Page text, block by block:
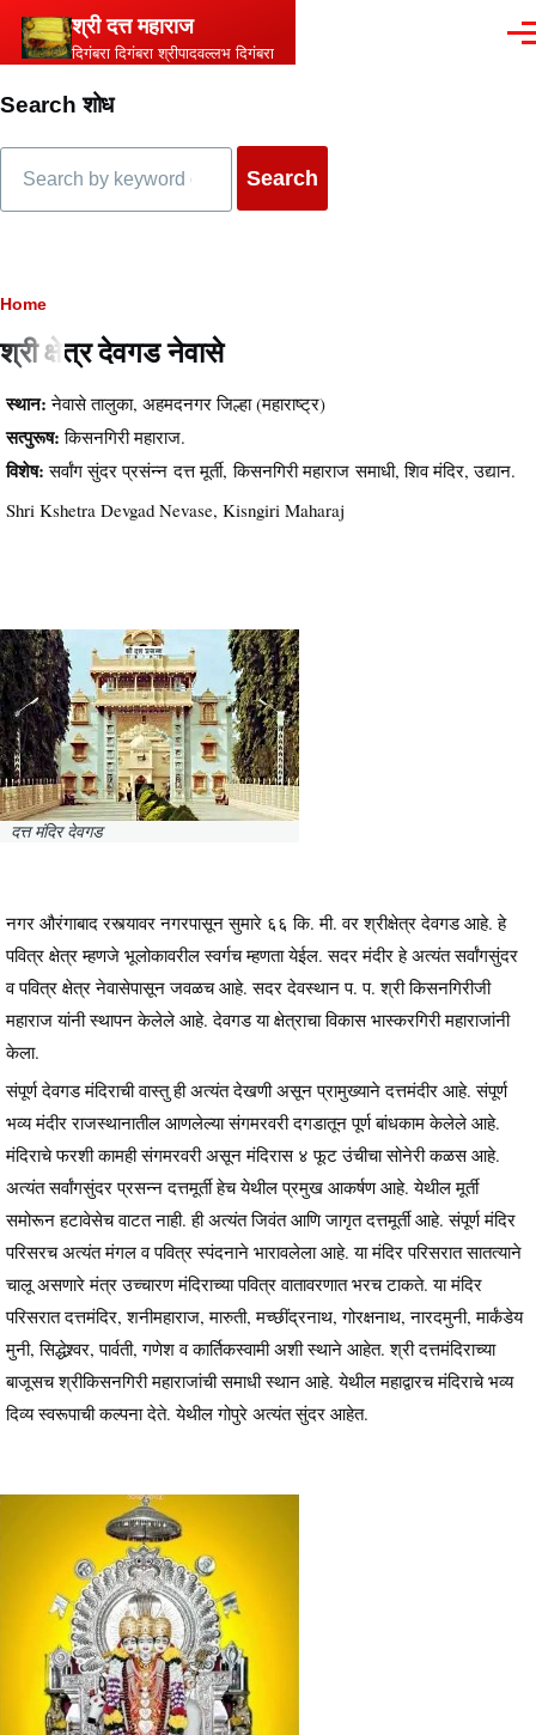
Skip to main content
श्री दत्त महाराज
दिगंबरा दिगंबरा श्रीपादवल्लभ दिगंबरा
Search शोध
Breadcrumb
Home
श्री क्षेत्र देवगड नेवासे
स्थान: नेवासे तालुका, अहमदनगर जिल्हा (महाराष्ट्र)
सत्पुरूष: किसनगिरी महाराज.
विशेष: सर्वांग सुंदर प्रसंन्न दत्त मूर्ती, किसनगिरी महाराज समाधी, शिव मंदिर, उद्यान.
Shri Kshetra Devgad Nevase, Kisngiri Maharaj
दत्त मंदिर देवगड
नगर औरंगाबाद रस्त्यावर नगरपासून सुमारे ६६ कि. मी. वर श्रीक्षेत्र देवगड आहे. हे
पवित्र क्षेत्र म्हणजे भूलोकावरील स्वर्गच म्हणता येईल. सदर मंदीर हे अत्यंत सर्वांगसुंदर
व पवित्र क्षेत्र नेवासेपासून जवळच आहे. सदर देवस्थान प. प. श्री किसनगिरीजी
महाराज यांनी स्थापन केलेले आहे. देवगड या क्षेत्राचा विकास भास्करगिरी महाराजांनी
केला.
संपूर्ण देवगड मंदिराची वास्तु ही अत्यंत देखणी असून प्रामुख्याने दत्तमंदीर आहे. संपूर्ण
भव्य मंदीर राजस्थानातील आणलेल्या संगमरवरी दगडातून पूर्ण बांधकाम केलेले आहे.
मंदिराचे फरशी कामही संगमरवरी असून मंदिरास ४ फूट उंचीचा सोनेरी कळस आहे.
अत्यंत सर्वांगसुंदर प्रसन्न दत्तमूर्ती हेच येथील प्रमुख आकर्षण आहे. येथील मूर्ती
समोरून हटावेसेच वाटत नाही. ही अत्यंत जिवंत आणि जागृत दत्तमूर्ती आहे. संपूर्ण मंदिर
परिसरच अत्यंत मंगल व पवित्र स्पंदनाने भारावलेला आहे. या मंदिर परिसरात सातत्याने
चालू असणारे मंत्र उच्चारण मंदिराच्या पवित्र वातावरणात भरच टाकते. या मंदिर
परिसरात दत्तमंदिर, शनीमहाराज, मारुती, मच्छींद्रनाथ, गोरक्षनाथ, नारदमुनी, मार्कंडेय
मुनी, सिद्धेश्र्वर, पार्वती, गणेश व कार्तिकस्वामी अशी स्थाने आहेत. श्री दत्तमंदिराच्या
बाजूसच श्रीकिसनगिरी महाराजांची समाधी स्थान आहे. येथील महाद्वारच मंदिराचे भव्य
दिव्य स्वरूपाची कल्पना देते. येथील गोपुरे अत्यंत सुंदर आहेत.